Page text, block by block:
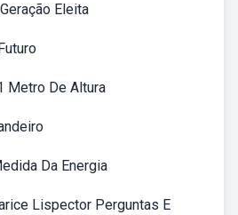
Eleita
Metro De Altura
Da Energia
Lispector Perguntas E